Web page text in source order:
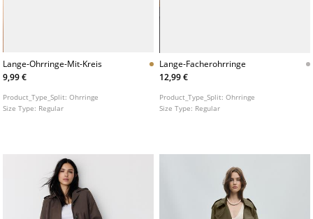
Lange-Ohrringe-Mit-Kreis
9,99 €
Product_Type_Split:Ohrringe
Size Type: Regular
Lange-Facherohrringe
12,99 €
Product_Type_Split:Ohrringe
Size Type: Regular